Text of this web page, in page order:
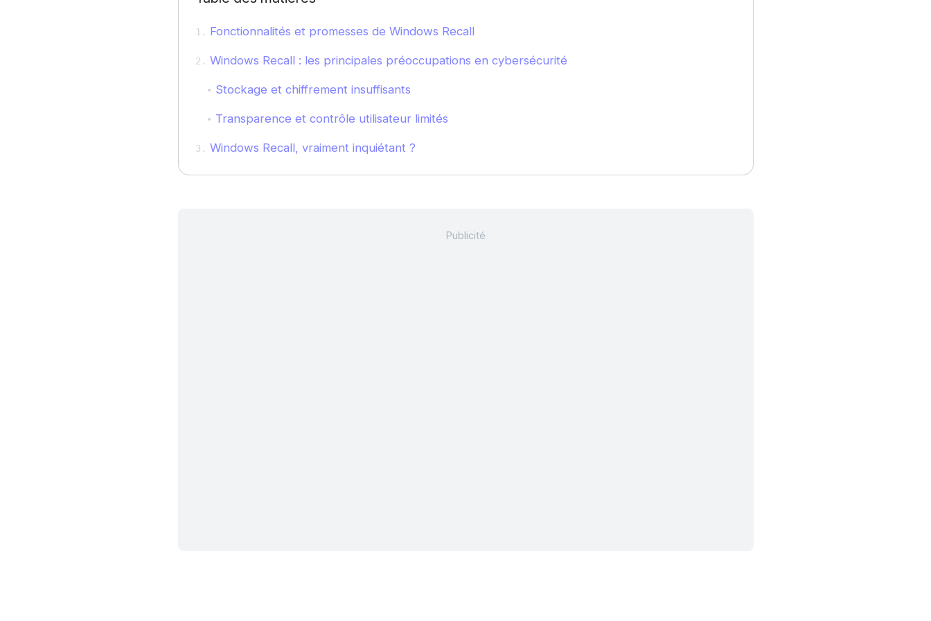
Fonctionnalités et promesses de Windows Recall
Windows Recall : les principales préoccupations en cybersécurité
Stockage et chiffrement insuffisants
Transparence et contrôle utilisateur limités
Windows Recall, vraiment inquiétant ?